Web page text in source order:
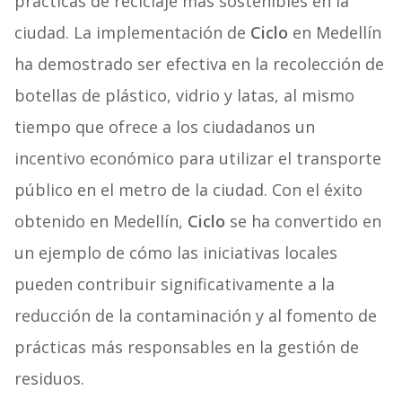
ciudad. La implementación de Ciclo en Medellín
ha demostrado ser efectiva en la recolección de
botellas de plástico, vidrio y latas, al mismo
tiempo que ofrece a los ciudadanos un
incentivo económico para utilizar el transporte
público en el metro de la ciudad. Con el éxito
obtenido en Medellín, Ciclo se ha convertido en
un ejemplo de cómo las iniciativas locales
pueden contribuir significativamente a la
reducción de la contaminación y al fomento de
prácticas más responsables en la gestión de
residuos.